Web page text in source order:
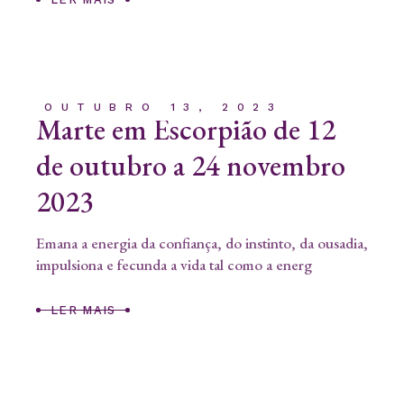
OUTUBRO 13, 2023
Marte em Escorpião de 12
de outubro a 24 novembro
2023
Emana a energia da confiança, do instinto, da ousadia,
impulsiona e fecunda a vida tal como a energ
LER MAIS